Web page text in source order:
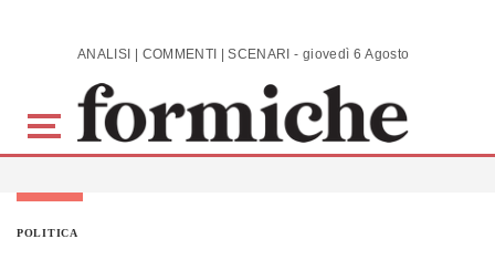
Skip to main content ANALISI | COMMENTI | SCENARI - giovedì 6 Agosto 2026
POLITICA